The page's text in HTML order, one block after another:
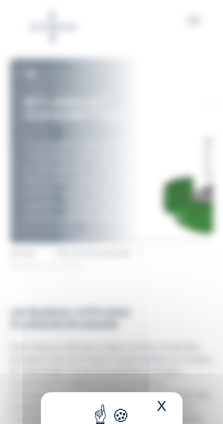
X
recommandations, international et durable.
prototypage, essais, industrialisation et fabrication des
équipements ainsi que recommandations pour la
mise en service et la maintenance de votre système.